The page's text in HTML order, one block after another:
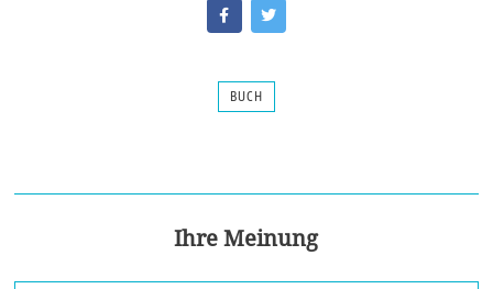
BUCH
Ihre Meinung